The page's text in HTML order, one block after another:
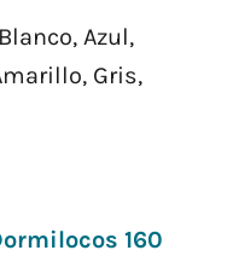
Azul,
Gris,
160